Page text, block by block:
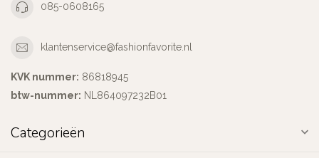
085-0608165
klantenservice@fashionfavorite.nl
KVK nummer: 86818945
btw-nummer: NL864097232B01
Categorieën